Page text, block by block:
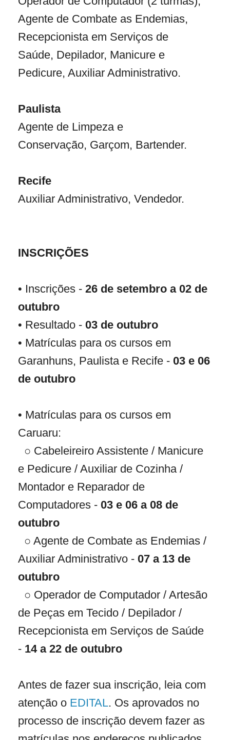
Agente de Combate as Endemias,
Recepcionista em Serviços de
Saúde, Depilador, Manicure e
Pedicure, Auxiliar Administrativo.
Paulista
Agente de Limpeza e
Conservação, Garçom, Bartender.
Recife
Auxiliar Administrativo, Vendedor.
INSCRIÇÕES
• Inscrições - 26 de setembro a 02 de
outubro
• Resultado - 03 de outubro
• Matrículas para os cursos em
Garanhuns, Paulista e Recife - 03 e 06
de outubro
• Matrículas para os cursos em
Caruaru:
○ Cabeleireiro Assistente / Manicure
e Pedicure / Auxiliar de Cozinha /
Montador e Reparador de
Computadores - 03 e 06 a 08 de
outubro
○ Agente de Combate as Endemias /
Auxiliar Administrativo - 07 a 13 de
outubro
○ Operador de Computador / Artesão
de Peças em Tecido / Depilador /
Recepcionista em Serviços de Saúde
- 14 a 22 de outubro
Antes de fazer sua inscrição, leia com
atenção o EDITAL. Os aprovados no
processo de inscrição devem fazer as